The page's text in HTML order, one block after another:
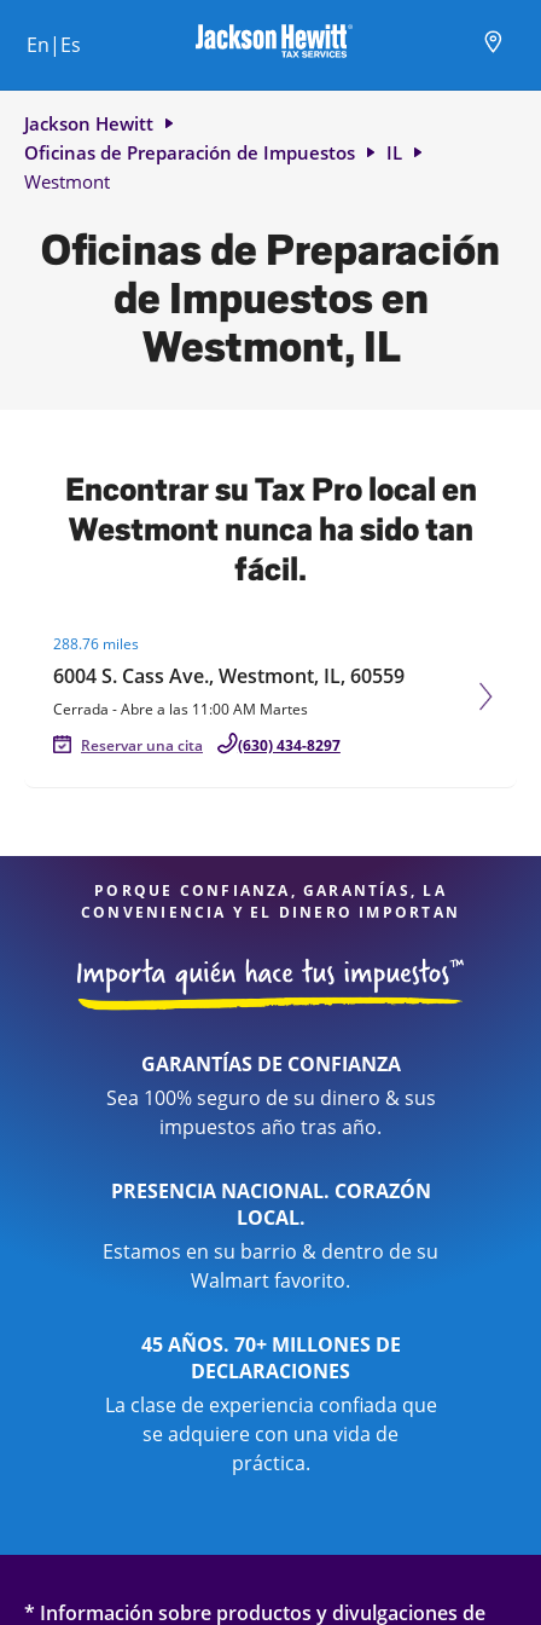
En|Es
Jackson Hewitt
Oficinas de Preparación de Impuestos
IL
Westmont
Oficinas de Preparación
de Impuestos en
Westmont, IL
Encontrar su Tax Pro local en
Westmont nunca ha sido tan
fácil.
288.76 miles
6004 S. Cass Ave., Westmont, IL, 60559
Cerrada -Abre a las 11:00 AM Martes
Reservar una cita
(630) 434-8297
PORQUE CONFIANZA, GARANTÍAS, LA
CONVENIENCIA Y EL DINERO IMPORTAN
GARANTÍAS DE CONFIANZA
Sea 100% seguro de su dinero & sus
impuestos año tras año.
PRESENCIA NACIONAL. CORAZÓN
LOCAL.
Estamos en su barrio & dentro de su
Walmart favorito.
45 AÑOS. 70+ MILLONES DE
DECLARACIONES
La clase de experiencia confiada que
se adquiere con una vida de
práctica.
* Información sobre productos y divulgaciones de